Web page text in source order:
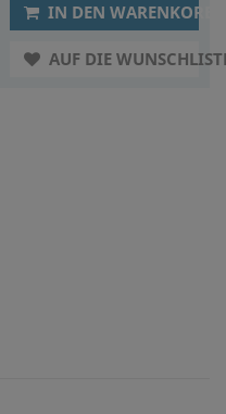
IN DEN WARENKORB
AUF DIE